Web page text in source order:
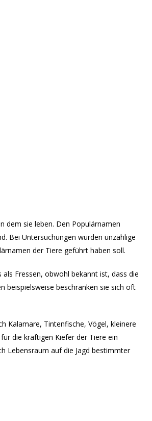
dem sie leben. Den Populärnamen
Bei Untersuchungen wurden unzählige
der Tiere geführt haben soll.
Fressen, obwohl bekannt ist, dass die
beispielsweise beschränken sie sich oft
Kalamare, Tintenfische, Vögel, kleinere
die kräftigen Kiefer der Tiere ein
Lebensraum auf die Jagd bestimmter